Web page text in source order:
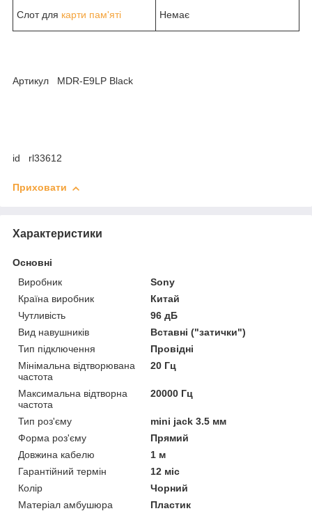
Слот для карти пам'яті Немає
Артикул MDR-E9LP Black
id rl33612
Приховати
Характеристики
Основні
Виробник
Sony
Країна виробник
Китай
Чутливість
96 дБ
Вид навушників
Вставні ("затички")
Тип підключення
Провідні
Мінімальна відтворювана
частота
20 Гц
Максимальна відтворна
частота
20000 Гц
Тип роз'єму
mini jack 3.5 мм
Форма роз'єму
Прямий
Довжина кабелю
1 м
Гарантійний термін
12 міс
Колір
Чорний
Матеріал амбушюра
Пластик